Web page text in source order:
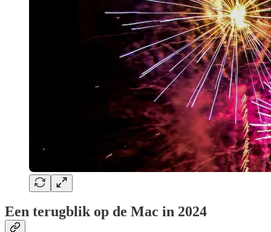
Een terugblik op de Mac in 2024